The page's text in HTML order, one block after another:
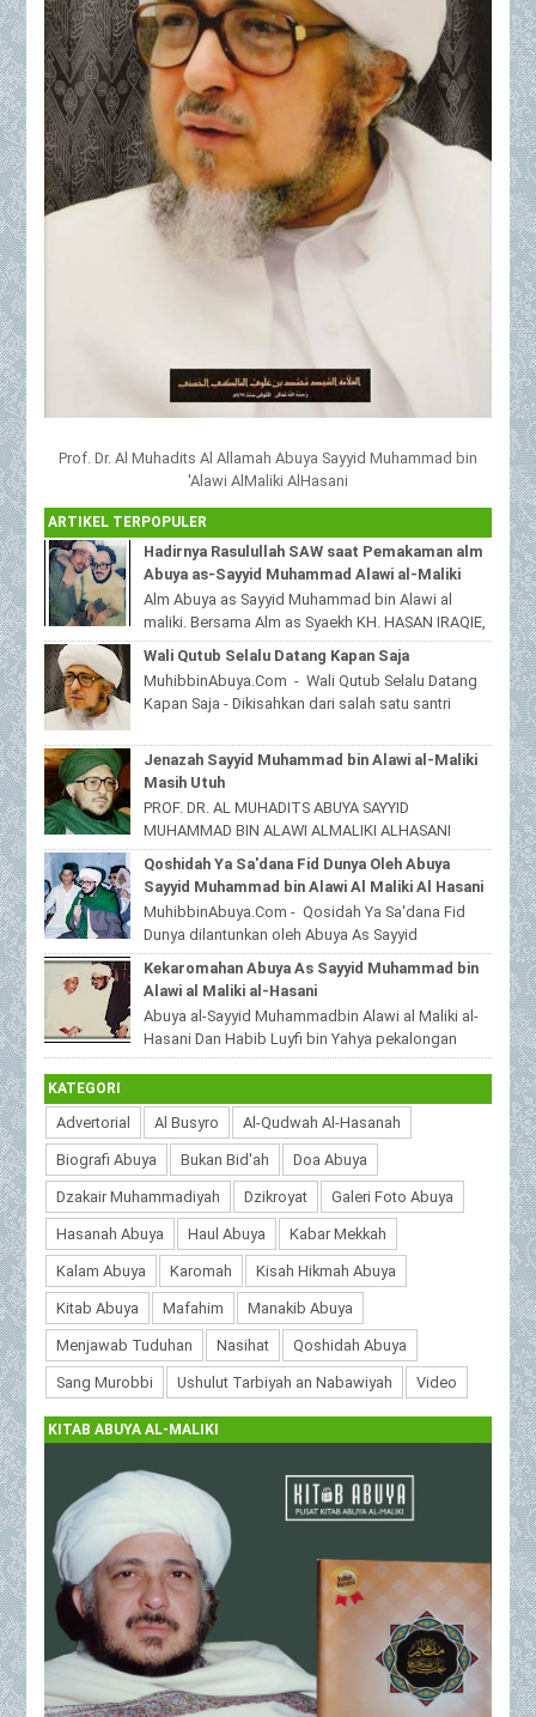
Prof. Dr. Al Muhadits Al Allamah Abuya Sayyid Muhammad bin
'Alawi AlMaliki AlHasani
ARTIKEL TERPOPULER
Hadirnya Rasulullah SAW saat Pemakaman alm
Abuya as-Sayyid Muhammad Alawi al-Maliki
Alm Abuya as Sayyid Muhammad bin Alawi al
maliki. Bersama Alm as Syaekh KH. HASAN IRAQIE,
Ponpes Al Haramain duwa' pote Sampang
Madura...
Wali Qutub Selalu Datang Kapan Saja
MuhibbinAbuya.Com - Wali Qutub Selalu Datang
Kapan Saja - Dikisahkan dari salah satu santri
Jenazah Sayyid Muhammad bin Alawi al-Maliki
Masih Utuh
PROF. DR. AL MUHADITS ABUYA SAYYID
MUHAMMAD BIN ALAWI ALMALIKI ALHASANI
MuhibbinAbuya.Com - Jenazah Sayyid
Muhammad bin Alawi al-Malik...
Qoshidah Ya Sa'dana Fid Dunya Oleh Abuya
Sayyid Muhammad bin Alawi Al Maliki Al Hasani
MuhibbinAbuya.Com - Qosidah Ya Sa'dana Fid
Dunya dilantunkan oleh Abuya As Sayyid
Muhammad Alawi Al Maliki Al Hasani ra. Qoshidah
beri...
Kekaromahan Abuya As Sayyid Muhammad bin
Alawi al Maliki al-Hasani
Abuya al-Sayyid Muhammadbin Alawi al Maliki al-
Hasani Dan Habib Luyfi bin Yahya pekalongan
MuhibbinAbuya.Com - Kekaromahan Abuya As S...
KATEGORI
Advertorial Al Busyro Al-Qudwah Al-Hasanah
Biografi Abuya Bukan Bid'ah Doa Abuya
Dzakair Muhammadiyah Dzikroyat Galeri Foto Abuya
Hasanah Abuya Haul Abuya Kabar Mekkah
Kalam Abuya Karomah Kisah Hikmah Abuya
Kitab Abuya Mafahim Manakib Abuya
Menjawab Tuduhan Nasihat Qoshidah Abuya
Sang Murobbi Ushulut Tarbiyah an Nabawiyah Video
KITAB ABUYA AL-MALIKI